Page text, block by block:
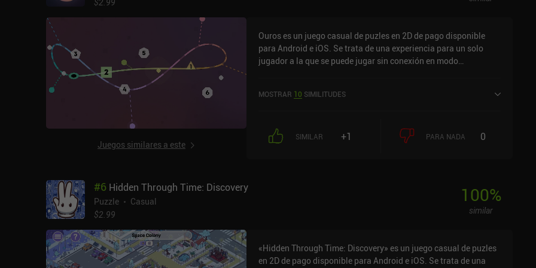
$2.99
Juegos similares a este
Ouros es un juego casual de puzles en 2D de pago disponible
para Android e iOS. Se trata de una experiencia para un solo
jugador a la que se puede jugar sin conexión en modo
tiene actualmente una puntuación de 5 sobre 5,0 en Google Play
MOSTRAR 10 SIMILITUDES
SIMILAR +1 PARA NADA 0
#6 Hidden Through Time: Discovery
Puzzle
Casual
$2.99
100%
similar
«Hidden Through Time: Discovery» es un juego casual de puzles
en 2D de pago disponible para Android e iOS. Se trata de una